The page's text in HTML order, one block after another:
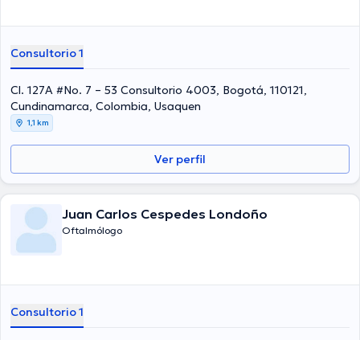
Consultorio 1
Cl. 127A #No. 7 – 53 Consultorio 4003, Bogotá, 110121,
Cundinamarca, Colombia, Usaquen
1,1 km
Ver perfil
Juan Carlos Cespedes Londoño
Oftalmólogo
Consultorio 1